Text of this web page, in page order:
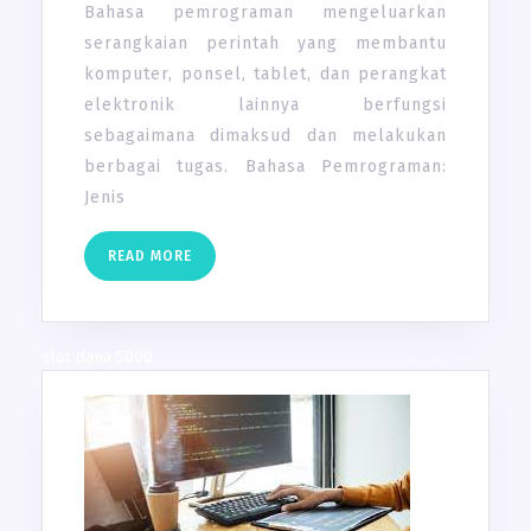
Bahasa pemrograman mengeluarkan
serangkaian perintah yang membantu
komputer, ponsel, tablet, dan perangkat
elektronik lainnya berfungsi
sebagaimana dimaksud dan melakukan
berbagai tugas. Bahasa Pemrograman:
Jenis
READ MORE READ
MORE